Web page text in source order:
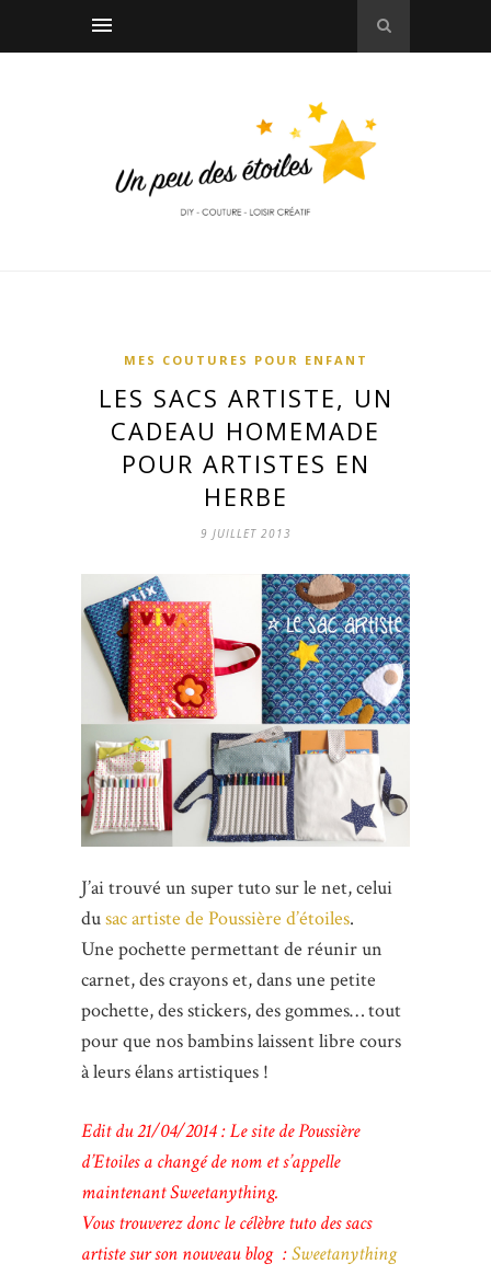
MES COUTURES POUR ENFANT
LES SACS ARTISTE, UN
CADEAU HOMEMADE
POUR ARTISTES EN
HERBE
9 JUILLET 2013
J’ai trouvé un super tuto sur le net, celui
dusac artiste de Poussière d’étoiles.
Une pochette permettant de réunir un
carnet, des crayons et, dans une petite
pochette, des stickers, des gommes… tout
pour que nos bambins laissent libre cours
à leurs élans artistiques !
Edit du 21/04/2014 : Le site de Poussière
d’Etoiles a changé de nom et s’appelle
maintenant Sweetanything.
Vous trouverez donc le célèbre tuto des sacs
artiste sur son nouveau blog :Sweetanything